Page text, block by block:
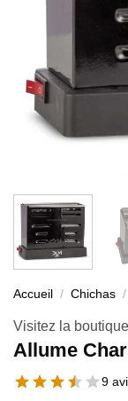
Accueil / Chichas /
Visitez la boutique
Allume
9